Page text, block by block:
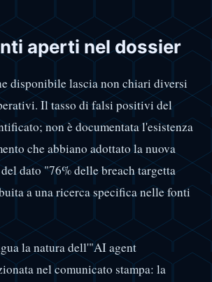
aperti nel dossier
disponibile lascia non chiari diversi
Il tasso di falsi positivi del
non è documentata l'esistenza
che abbiano adottato la nuova
dato "76% delle breach targetta
a una ricerca specifica nelle fonti
la natura dell'"AI agent
nel comunicato stampa: la